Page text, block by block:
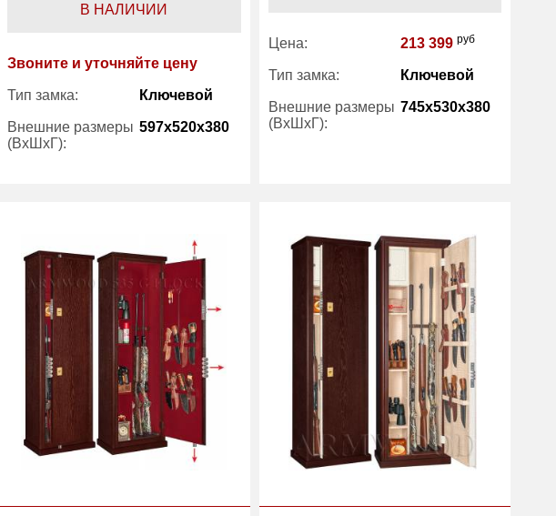
В НАЛИЧИИ
Звоните и уточняйте цену
Тип замка: Ключевой
Внешние размеры
(ВхШхГ):
597x520x380
Производитель: ArmWood
Цена: 213 399 руб
Тип замка: Ключевой
Внешние размеры
(ВхШхГ):
745x530x380
Вес (кг) : 57
Производитель: ArmWood